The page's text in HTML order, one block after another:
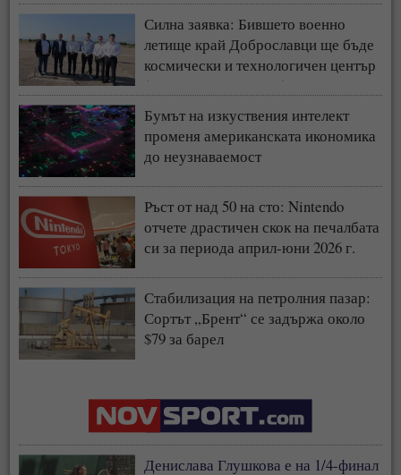
Силна заявка: Бившето военно
летище край Доброславци ще бъде
космически и технологичен център
(СНИМКИ + ВИДЕО)
Бумът на изкуствения интелект
променя американската икономика
до неузнаваемост
Ръст от над 50 на сто: Nintendo
отчете драстичен скок на печалбата
си за периода април-юни 2026 г.
Стабилизация на петролния пазар:
Сортът „Брент“ се задържа около
$79 за барел
Денислава Глушкова е на 1/4-финал